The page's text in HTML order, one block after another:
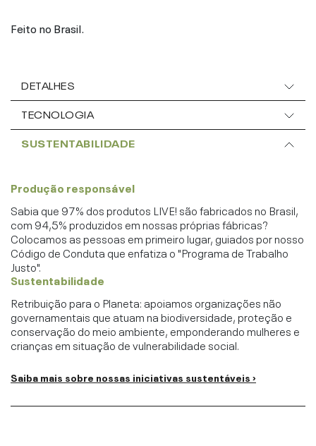
Feito no Brasil.
DETALHES
TECNOLOGIA
SUSTENTABILIDADE
Produção responsável
Sabia que 97% dos produtos LIVE! são fabricados no Brasil,
com 94,5% produzidos em nossas próprias fábricas?
Colocamos as pessoas em primeiro lugar, guiados por nosso
Código de Conduta que enfatiza o "Programa de Trabalho
Justo".
Sustentabilidade
Retribuição para o Planeta: apoiamos organizações não
governamentais que atuam na biodiversidade, proteção e
conservação do meio ambiente, emponderando mulheres e
crianças em situação de vulnerabilidade social.
Saiba mais sobre nossas iniciativas sustentáveis ›